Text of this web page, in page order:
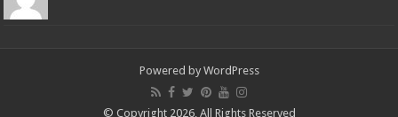
Powered by WordPress
© Copyright 2026, All Rights Reserved